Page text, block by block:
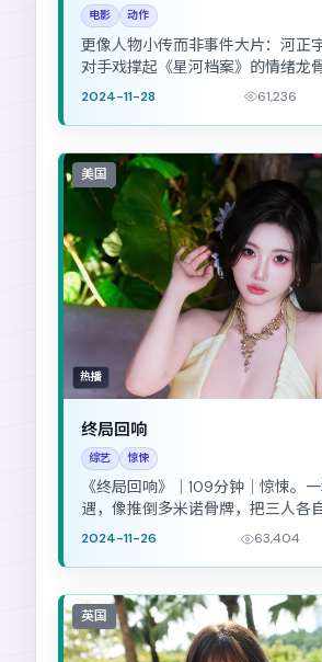
电影 动作
更像人物小传而非事件大片：河正
对手戏撑起《星河档案》的情绪龙骨
2024-11-28 61,236
美国
热播
终局回响
综艺 惊悚
《终局回响》｜109分钟｜惊悚。
遇，像推倒多米诺骨牌，把三人各
出裂痕。
2024-11-26 63,404
英国